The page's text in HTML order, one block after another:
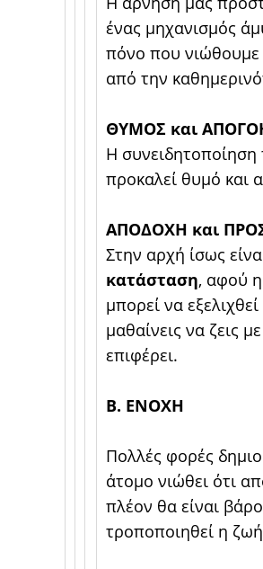
ένας μηχανισμός
πόνο που νιώθουμε
από την
ΘΥΜΟΣ και
Η συνειδητοποίηση
προκαλεί θυμό και
ΑΠΟΔΟΧΗ και
Στην αρχή ίσως
κατάσταση, αφού
μπορεί να εξελιχθεί
μαθαίνεις να ζεις
επιφέρει.
Β. ΕΝΟΧΗ
Πολλές φορές
άτομο νιώθει ότι
πλέον θα είναι
τροποποιηθεί η